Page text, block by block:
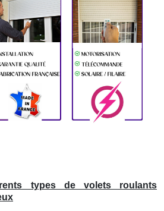
types de volets roulants